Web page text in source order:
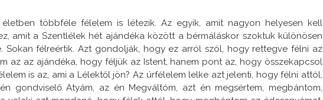
többféle félelem is létezik. Az egyik, amit nagyon helyesen kell
amit a Szentlélek hét ajándéka között a bérmáláskor szoktuk különösen
Sokan félreértik. Azt gondolják, hogy ez arról szól, hogy rettegve félni az
az az ajándéka, hogy féljük az Istent, hanem pont az, hogy összekapcsol
is az, ami a Lélektől jön? Az úrfélelem lelke azt jelenti, hogy félni attól,
gondviselő Atyám, az én Megváltóm, azt én megsértem, megbántom,